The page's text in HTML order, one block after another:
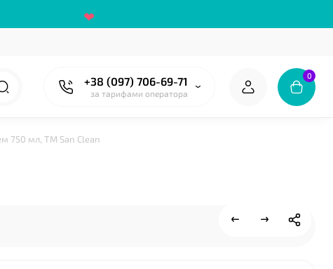
+38 (097) 706-69-71
за тарифами оператора
0
750 мл, ТМ San Clean